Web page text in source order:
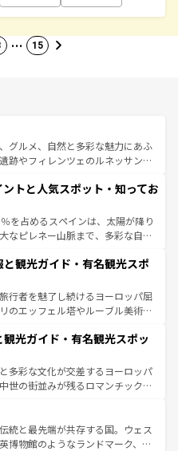
… 15
グルメ、自然と多彩な魅力にあふ
跡やフィレンツェのルネッサンス
い田園風景やアマルフィ海岸の絶
せない。観光の合間には、本場の
のイタリア料理を堪能することも
夜眠るまで、すべての瞬間を楽し
報はコンテンツ一覧を参照してほ
トと人気スポット・知ってお
を占めるスペインは、太陽が降り
なピレネー山脈まで、多彩な自然
、情熱的なフラメンコ、熱気あふ
いタパスが生活の一部となってい
練された雰囲気や、バルセロナの
、地方では古代ローマ遺跡や中世
や気候が異なるスペインはその個
ほしい。
観光ガイド・有名観光スポ
行者を魅了し続けるヨーロッパ屈
のエッフェル塔やルーブル美術館
ている。華麗な宮殿、歴史的な大
して豊かな自然が、訪れる者を心
ランスは美食の国としても知ら
スコ無形文化遺産にも登録されて
ど、多彩な楽しみ方が可能だ。さ
も魅力が溢れており、どの街角に
づいている。パリ以外の個性あふ
光ガイド・有名観光スポッ
多彩な文化が交差するヨーロッパ
世の街並みが残るロマンチック街
を歩いても飽きることがない。ベ
イエルン州のアルプスの絶景、そ
ン畑といった風景は必見。ビール
統と最先端が共存する国。ウェス
博物館のようなランドマーク、歴